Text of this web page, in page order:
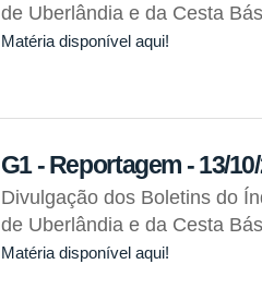
de Uberlândia e da Cesta
Matéria disponível aqui!
G1 - Reportagem - 13/
Divulgação dos Boletins do
de Uberlândia e da Cesta
Matéria disponível aqui!